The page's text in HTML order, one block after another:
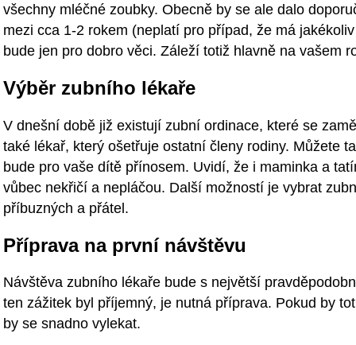
všechny mléčné zoubky. Obecně by se ale dalo
mezi cca 1-2 rokem (neplatí pro případ, že má
bude jen pro dobro věci. Záleží totiž hlavně na vašem
Výběr zubního lékaře
V dnešní době již existují zubní ordinace, které se
také lékař, který ošetřuje ostatní členy rodiny. Můžete
bude pro vaše dítě přínosem. Uvidí, že i maminka a
vůbec nekřičí a nepláčou. Další možností je vybrat
příbuzných a přátel.
Příprava na první návštěvu
Návštěva zubního lékaře bude s největší
ten zážitek byl příjemný, je nutná příprava. Pokud by
by se snadno vylekat.